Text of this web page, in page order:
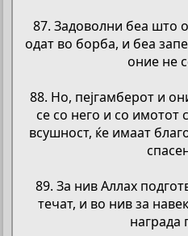
87. Задоволни беа што
одат во борба, и беа
оние не
88. Но, пејгамберот и
се со него и со имотот
всушност, ќе имаат
89. За нив Аллах
течат, и во нив за
награда